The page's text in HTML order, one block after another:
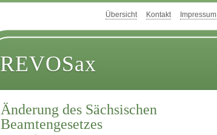
Übersicht Kontakt Impressum
REVOSax
Änderung des Sächsischen
Beamtengesetzes